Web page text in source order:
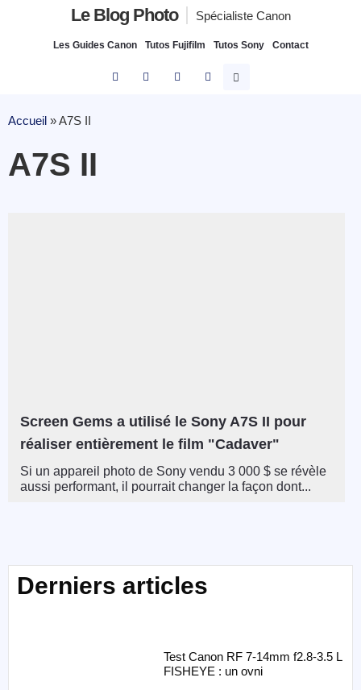
Le Blog Photo Spécialiste Canon
Les Guides Canon Tutos Fujifilm Tutos Sony Contact
Accueil »A7S II
A7S II
Screen Gems a utilisé le Sony A7S II pour
réaliser entièrement le film "Cadaver"
Si un appareil photo de Sony vendu 3 000 $ se révèle
aussi performant, il pourrait changer la façon dont...
Derniers articles
Test Canon RF 7-14mm f2.8-3.5 L
FISHEYE : un ovni